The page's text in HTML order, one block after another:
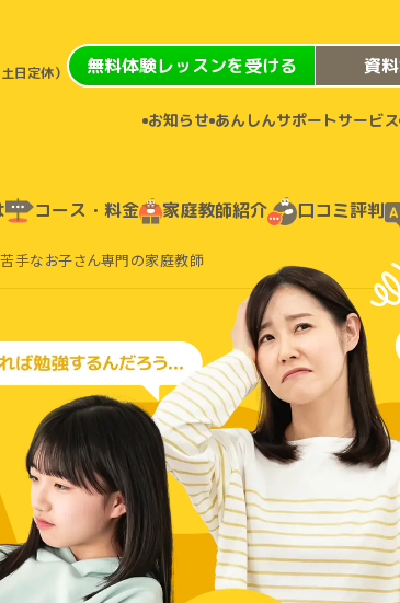
日定休）
無料体験レッスンを受ける 資
お知らせ あんしんサポートサービス
コース・料金 家庭教師紹介 口コミ評判
手なお子さん専門の家庭教師